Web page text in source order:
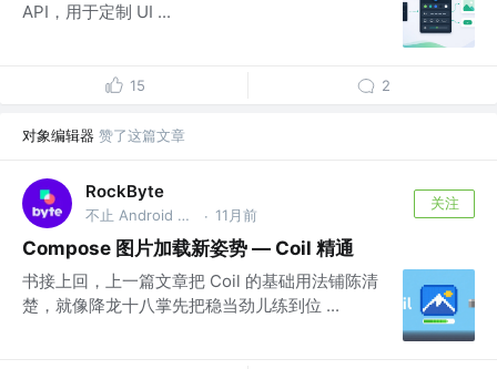
API，用于定制 UI ...
15 2
对象编辑器 赞了这篇文章
RockByte
不止 Android 工程师 · 11月前
关注
Compose 图片加载新姿势 — Coil 精通
书接上回，上一篇文章把 Coil 的基础用法铺陈清
楚，就像降龙十八掌先把稳当劲儿练到位 ...